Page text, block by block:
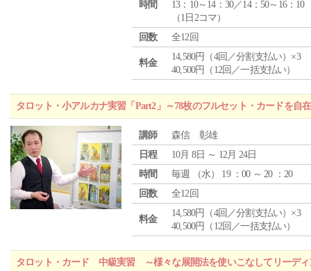
時間
13：10～14：30／14：50～16：10
（1日2コマ）
回数
全12回
料金
14,580円（4回／分割支払い）×3
40,500円（12回／一括支払い）
タロット・小アルカナ実習「Part2」～78枚のフルセット・カードを自
講師
森信 彰雄
日程
10月 8日 ～ 12月 24日
時間
毎週 （水） 19 ：00 ～ 20 ：20
回数
全12回
料金
14,580円（4回／分割支払い）×3
40,500円（12回／一括支払い）
タロット・カード 中級実習 ～様々な展開法を使いこなしてリーディ